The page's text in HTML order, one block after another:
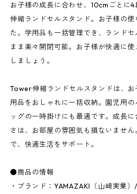
お子様の成長に合わせ、10cmごとに
伸縮ランドセルスタンド。お子様の
た。学用品も一括管理でき、ランド
まま楽々開閉可能。お子様が快適に
しましょう。
Tower伸縮ランドセルスタンドは、お
用品をおしゃれに一括収納。園児用
ッグの一時掛けにも最適です。成長
さは、お部屋の雰囲気も損ないませ
で、快適生活をサポート。
●商品の情報
・ブランド：YAMAZAKI（山崎実業